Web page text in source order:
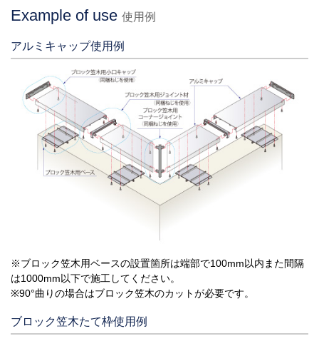
Example of use 使用例
アルミキャップ使用例
※ブロック笠木用ベースの設置箇所は端部で100mm以内また間隔
は1000mm以下で施工してください。
※90°曲りの場合はブロック笠木のカットが必要です。
ブロック笠木たて枠使用例